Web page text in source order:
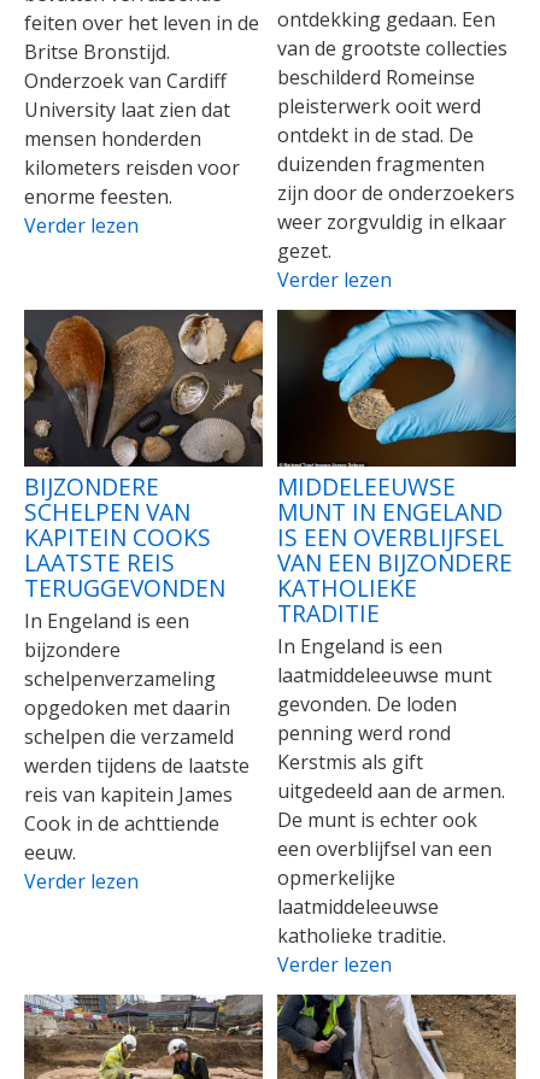
feiten over het leven in de
Britse Bronstijd.
Onderzoek van Cardiff
University laat zien dat
mensen honderden
kilometers reisden voor
enorme feesten.
Verder lezen
ontdekking gedaan. Een
van de grootste collecties
beschilderd Romeinse
pleisterwerk ooit werd
ontdekt in de stad. De
duizenden fragmenten
zijn door de onderzoekers
weer zorgvuldig in elkaar
gezet.
Verder lezen
BIJZONDERE
SCHELPEN VAN
KAPITEIN COOKS
LAATSTE REIS
TERUGGEVONDEN
In Engeland is een
bijzondere
schelpenverzameling
opgedoken met daarin
schelpen die verzameld
werden tijdens de laatste
reis van kapitein James
Cook in de achttiende
eeuw.
Verder lezen
MIDDELEEUWSE
MUNT IN ENGELAND
IS EEN OVERBLIJFSEL
VAN EEN BIJZONDERE
KATHOLIEKE
TRADITIE
In Engeland is een
laatmiddeleeuwse munt
gevonden. De loden
penning werd rond
Kerstmis als gift
uitgedeeld aan de armen.
De munt is echter ook
een overblijfsel van een
opmerkelijke
laatmiddeleeuwse
katholieke traditie.
Verder lezen